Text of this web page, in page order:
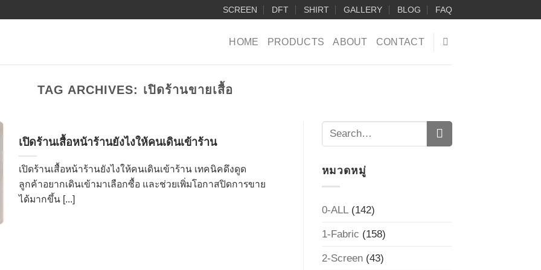
SCREEN DFT SHIRT GALLERY BLOG FAQ
HOME PRODUCTS ABOUT CONTACT
TAG ARCHIVES: เปิดร้านขายเสื้อ
เปิดร้านเสื้อหน้าร้านยังไงให้คนเดินเข้าร้าน
เปิดร้านเสื้อหน้าร้านยังไงให้คนเดินเข้าร้าน เทคนิคดึงดูด
ลูกค้าอยากเดินเข้ามาเลือกซื้อ และช่วยเพิ่มโอกาสปิดการขาย
ได้มากขึ้น [...]
หมวดหมู่
0-ALL(142)
1-Fabric (158)
2-Screen(43)